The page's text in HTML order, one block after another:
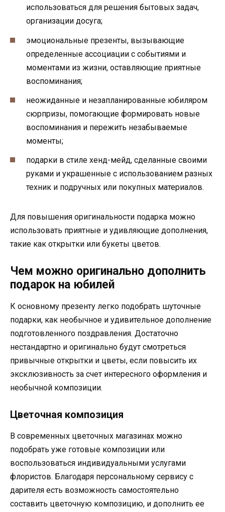
использоваться для решения бытовых задач,
организации досуга;
эмоциональные презенты, вызывающие
определенные ассоциации с событиями и
моментами из жизни, оставляющие приятные
воспоминания;
неожиданные и незапланированные юбиляром
сюрпризы, помогающие формировать новые
воспоминания и пережить незабываемые
моменты;
подарки в стиле хенд-мейд, сделанные своими
руками и украшенные с использованием разных
техник и подручных или покупных материалов.
Для повышения оригинальности подарка можно
использовать приятные и удивляющие дополнения,
такие как открытки или букеты цветов.
Чем можно оригинально дополнить
подарок на юбилей
К основному презенту легко подобрать шуточные
подарки, как необычное и удивительное дополнение
подготовленного поздравления. Достаточно
нестандартно и оригинально будут смотреться
привычные открытки и цветы, если повысить их
эксклюзивность за счет интересного оформления и
необычной композиции.
Цветочная композиция
В современных цветочных магазинах можно
подобрать уже готовые композиции или
воспользоваться индивидуальными услугами
флористов. Благодаря персональному сервису с
дарителя есть возможность самостоятельно
составить цветочную композицию, и дополнить ее